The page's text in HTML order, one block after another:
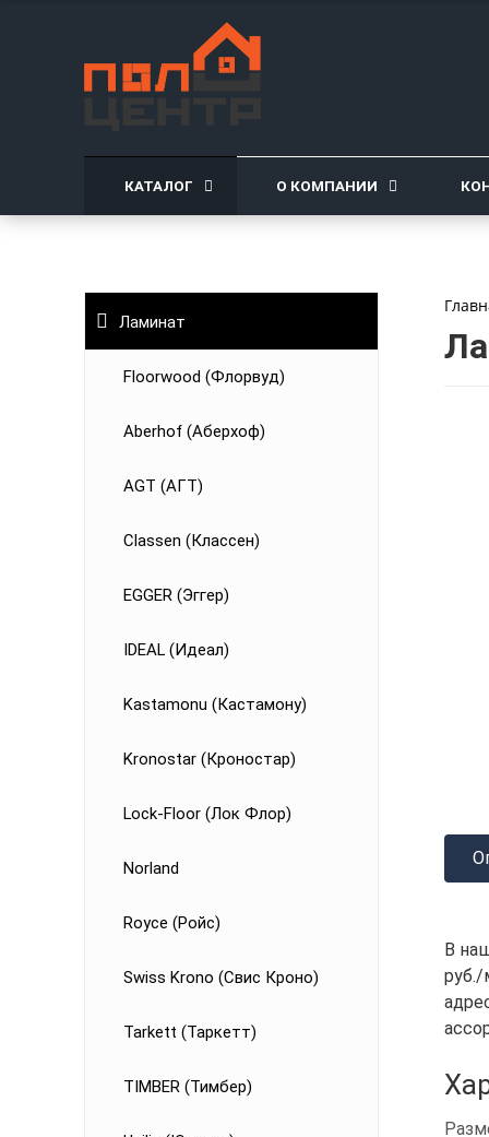
КАТАЛОГ О КОМПАНИИ
Ламинат
Floorwood (Флорвуд)
Aberhof (Аберхоф)
AGT (АГТ)
Classen (Классен)
EGGER (Эггер)
IDEAL (Идеал)
Kastamonu (Кастамону)
Kronostar (Кроностар)
Lock-Floor (Лок Флор)
Norland
Royce (Ройс)
Swiss Krono (Свис Кроно)
Tarkett (Таркетт)
TIMBER (Тимбер)
В